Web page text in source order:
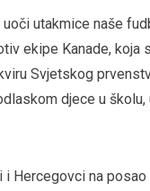
uoči utakmice naše
ekipe Kanade, koja
Svjetskog
djece u
i Hercegovci na